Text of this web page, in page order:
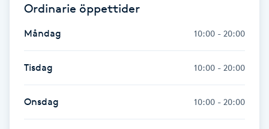
Gellack
Gellack med förstärkning
Ordinarie öppettider
Måndag 10:00 - 20:00
Tisdag 10:00 - 20:00
Onsdag 10:00 - 20:00